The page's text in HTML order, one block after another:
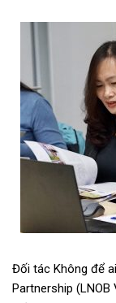
Đối tác Không để
Partnership